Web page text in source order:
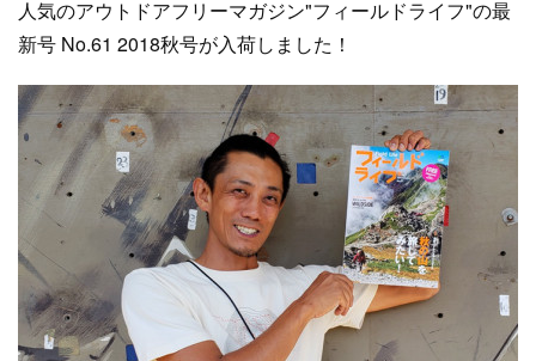
人気のアウトドアフリーマガジン"フィールドライフ"の最
新号 No.61 2018秋号が入荷しました！